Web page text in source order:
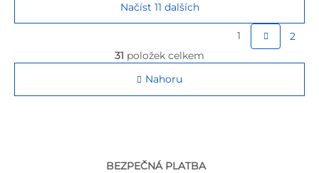
O
v
l
p
Načíst 11 dalších
1
2
31 položek celkem
Nahoru
BEZPEČNÁ PLATBA